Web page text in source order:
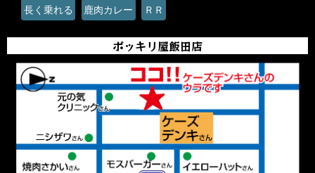
長く乗れる 鹿肉カレー ＲＲ
ポッキリ屋飯田店